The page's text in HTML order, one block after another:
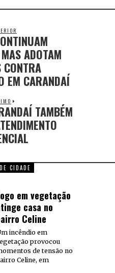
ADOTAM
CONTRA
EM CARANDAÍ
TAMBÉM
CIDADE
em vegetação
casa no
Celine
incêndio em
provocou
de tensão no
Celine, em